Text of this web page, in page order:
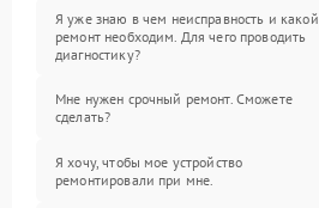
Я уже знаю в чем неисправность и какой
ремонт необходим. Для чего проводить
диагностику?
Мне нужен срочный ремонт. Сможете
сделать?
Я хочу, чтобы мое устройство
ремонтировали при мне.